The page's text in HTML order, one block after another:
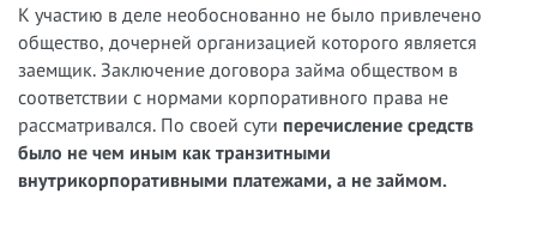
К участию в деле необоснованно не было привлечено
общество, дочерней организацией которого является
заемщик. Заключение договора займа обществом в
соответствии с нормами корпоративного права не
рассматривался. По своей сути перечисление средств
было не чем иным как транзитными
внутрикорпоративными платежами, а не займом.